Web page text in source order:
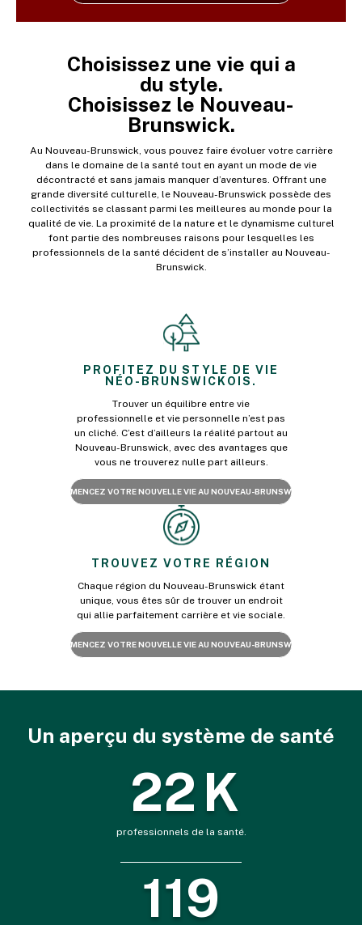
Choisissez une vie qui a
du style.
Choisissez le Nouveau-
Brunswick.
Au Nouveau-Brunswick, vous pouvez faire évoluer votre carrière
dans le domaine de la santé tout en ayant un mode de vie
décontracté et sans jamais manquer d’aventures. Offrant une
grande diversité culturelle, le Nouveau-Brunswick possède des
collectivités se classant parmi les meilleures au monde pour la
qualité de vie. La proximité de la nature et le dynamisme culturel
font partie des nombreuses raisons pour lesquelles les
professionnels de la santé décident de s’installer au Nouveau-
Brunswick.
PROFITEZ DU STYLE DE VIE
NÉO-BRUNSWICKOIS.
Trouver un équilibre entre vie
professionnelle et vie personnelle n’est pas
un cliché. C’est d’ailleurs la réalité partout au
Nouveau-Brunswick, avec des avantages que
vous ne trouverez nulle part ailleurs.
COMMENCEZ VOTRE NOUVELLE VIE AU NOUVEAU-BRUNSWICK »
TROUVEZ VOTRE RÉGION
Chaque région du Nouveau-Brunswick étant
unique, vous êtes sûr de trouver un endroit
qui allie parfaitement carrière et vie sociale.
COMMENCEZ VOTRE NOUVELLE VIE AU NOUVEAU-BRUNSWICK »
Un aperçu du système de santé
22 K
professionnels de la santé.
126